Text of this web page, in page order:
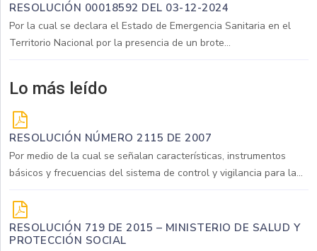
RESOLUCIÓN 00018592 DEL 03-12-2024
Por la cual se declara el Estado de Emergencia Sanitaria en el
Territorio Nacional por la presencia de un brote...
Lo más leído
RESOLUCIÓN NÚMERO 2115 DE 2007
Por medio de la cual se señalan características, instrumentos
básicos y frecuencias del sistema de control y vigilancia para la...
RESOLUCIÓN 719 DE 2015 – MINISTERIO DE SALUD Y
PROTECCIÓN SOCIAL